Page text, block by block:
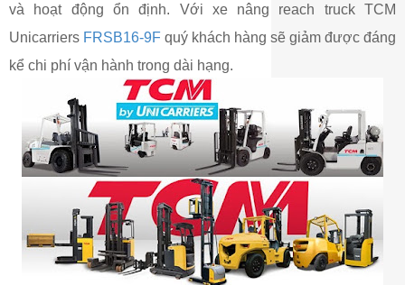
và hoạt động ổn định. Với xe nâng reach truck TCM
Unicarriers FRSB16-9F quý khách hàng sẽ giảm được đáng
kể chi phí vận hành trong dài hạng.